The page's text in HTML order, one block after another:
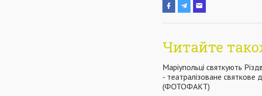
Читайте
Маріупольці святкують
- театралізоване святкове
(ФОТОФАКТ)